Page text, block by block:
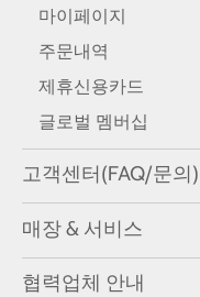
마이페이지
주문내역
제휴신용카드
글로벌 멤버십
고객센터(FAQ/문의)
매장 & 서비스
협력업체 안내